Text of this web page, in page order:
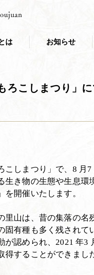
は
バチ養蜂
づくり
お知らせ
プレスリリース
ろこしまつり」
こしまつり」で、8 月
生き物の生態や生息
を開催いたします。
里山は、昔の集落の名
固有種も多く残され
が認められ、2021 年3
することができまし